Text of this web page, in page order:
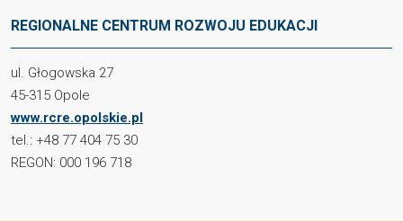
REGIONALNE CENTRUM ROZWOJU EDUKACJI
ul. Głogowska 27
45-315 Opole
www.rcre.opolskie.pl
tel.: +48 77 404 75 30
REGON: 000 196 718